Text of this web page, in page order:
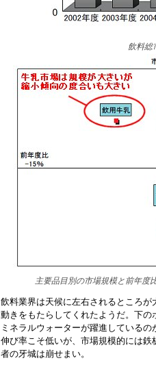
飲料総
主要品目別の市場規模と前年度
飲料業界は天候に左右されるところ
動きをもたらしてくれたようだ。下
ミネラルウォーターが躍進している
伸び率こそ低いが、市場規模的には
者の牙城は崩せまい。